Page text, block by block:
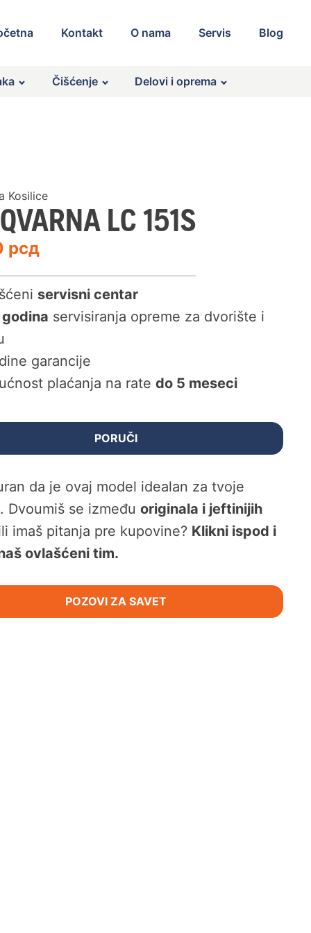
Kontakt O nama Servis Blog
Čišćenje Delovi i oprema
Kosilice
LC 151S
рсд
servisni centar
servisiranja opreme za dvorište i
garancije
plaćanja na ratedo 5 meseci
PORUČI
da je ovaj model idealan za tvoje
Dvoumiš se izmeđuoriginala i jeftinijih
imaš pitanja pre kupovine? Klikni ispod i
ovlašćeni tim.
POZOVI ZA SAVET